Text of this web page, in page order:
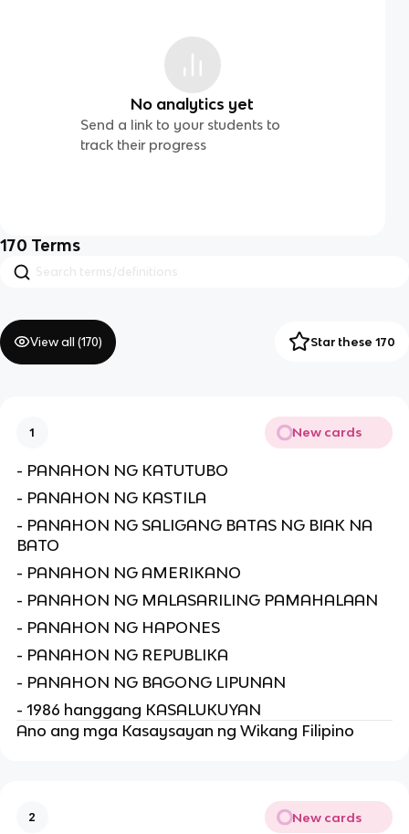
No analytics yet
Send a link to your students to
track their progress
170 Terms
View all (170) Star these 170
1 New cards
- PANAHON NG KATUTUBO
- PANAHON NG KASTILA
- PANAHON NG SALIGANG BATAS NG BIAK NA
BATO
- PANAHON NG AMERIKANO
- PANAHON NG MALASARILING PAMAHALAAN
- PANAHON NG HAPONES
- PANAHON NG REPUBLIKA
- PANAHON NG BAGONG LIPUNAN
- 1986 hanggang KASALUKUYAN
Ano ang mga Kasaysayan ng Wikang Filipino
2 New cards